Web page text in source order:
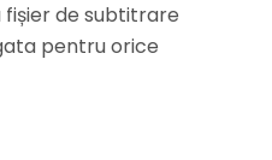
de subtitrare
pentru orice